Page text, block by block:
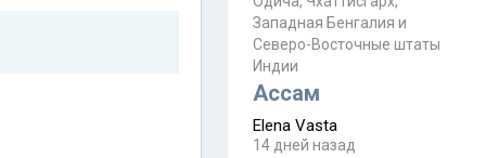
Пока
знакомых вот так увели
аккаунты
Западная Бенгалия и
Северо-Восточные штаты
Индии
Ассам
Elena Vasta
14 дней назад